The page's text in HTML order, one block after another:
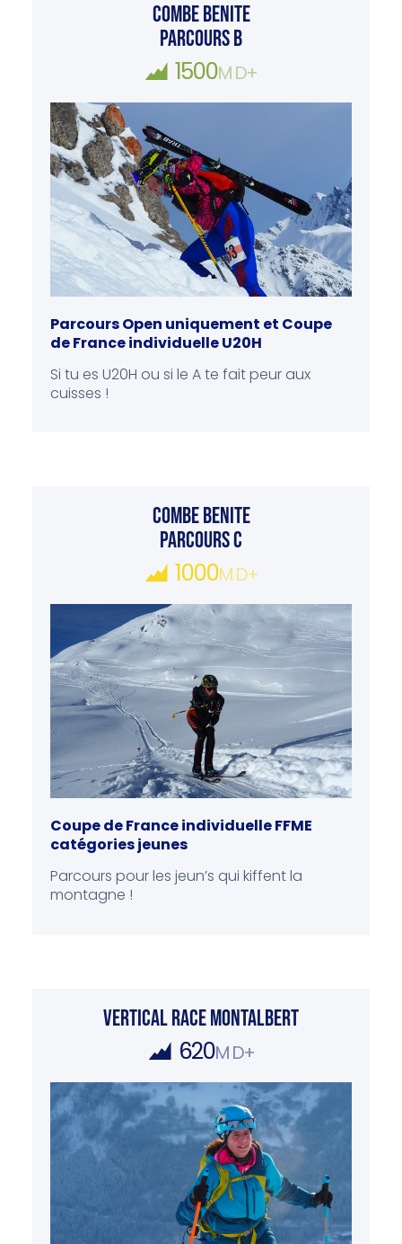
COMBE BENITE
PARCOURS B
1500M D+
Parcours Open uniquement et Coupe
de France individuelle U20H
Si tu es U20H ou si le A te fait peur aux
cuisses !
COMBE BENITE
PARCOURS C
1000M D+
Coupe de France individuelle FFME
catégories jeunes
Parcours pour les jeun’s qui kiffent la
montagne !
VERTICAL RACE MONTALBERT
620M D+